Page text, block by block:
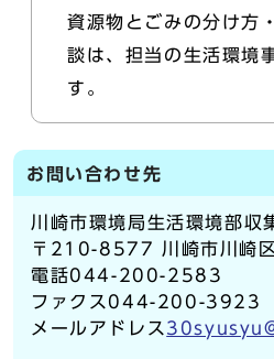
資源物とごみの分け方
談は、担当の生活環境
す。
お問い合わせ先
川崎市環境局生活環境部収
〒210-8577 川崎市川崎
電話044-200-2583
ファクス044-200-3923
メールアドレス